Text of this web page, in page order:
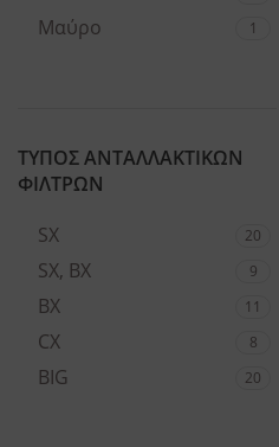
Μαύρο 1
ΤΥΠΟΣ ΑΝΤΑΛΛΑΚΤΙΚΩΝ
ΦΙΛΤΡΩΝ
SX
20
SX, BX 9
BX 11
CX 8
BIG 20